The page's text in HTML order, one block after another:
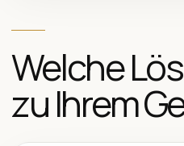
Welche
zu Ihrem